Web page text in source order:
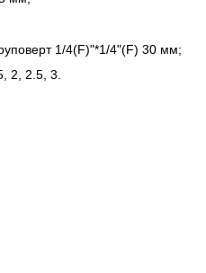
1/4(F)"*1/4"(F) 30 мм;
2, 2.5, 3.